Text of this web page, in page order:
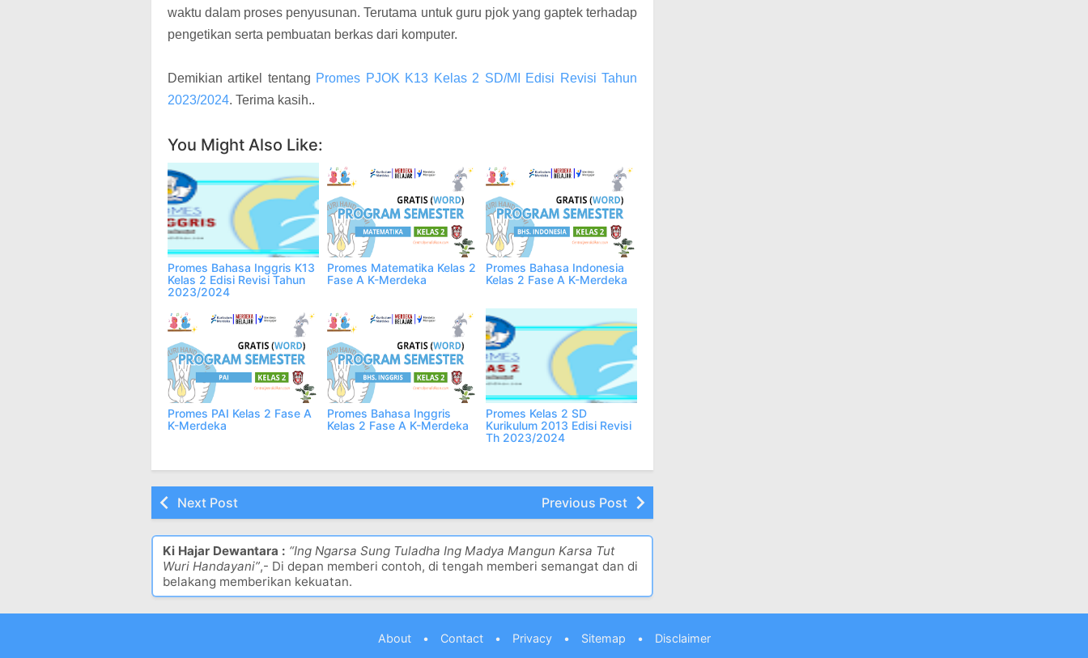
waktu dalam proses penyusunan. Terutama untuk guru pjok yang gaptek terhadap
pengetikan serta pembuatan berkas dari komputer.
Demikian artikel tentang Promes PJOK K13 Kelas 2 SD/MI Edisi Revisi Tahun
2023/2024. Terima kasih..
You Might Also Like:
Promes Bahasa Inggris K13
Kelas 2 Edisi Revisi Tahun
2023/2024
Promes Matematika Kelas 2
Fase A K-Merdeka
Promes Bahasa Indonesia
Kelas 2 Fase A K-Merdeka
Promes PAI Kelas 2 Fase A
K-Merdeka
Promes Bahasa Inggris
Kelas 2 Fase A K-Merdeka
Promes Kelas 2 SD
Kurikulum 2013 Edisi Revisi
Th 2023/2024
Next Post Previous Post
Ki Hajar Dewantara : “Ing Ngarsa Sung Tuladha Ing Madya Mangun Karsa Tut
Wuri Handayani”,- Di depan memberi contoh, di tengah memberi semangat dan di
belakang memberikan kekuatan.
About • Contact • Privacy • Sitemap • Disclaimer